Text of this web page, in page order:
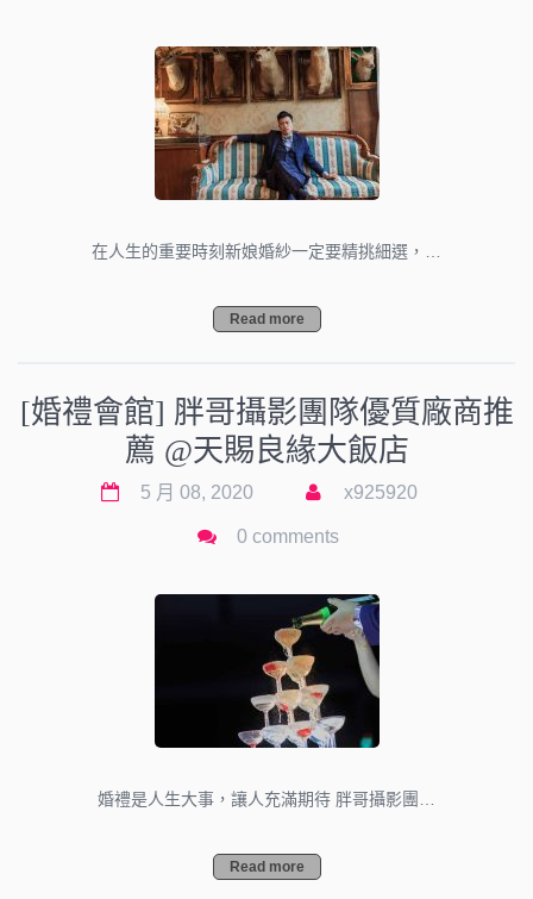
在人生的重要時刻新娘婚紗一定要精挑細選，…
Read more
[婚禮會館] 胖哥攝影團隊優質廠商推
薦 @天賜良緣大飯店
5 月 08, 2020 x925920
0 comments
婚禮是人生大事，讓人充滿期待 胖哥攝影團…
Read more